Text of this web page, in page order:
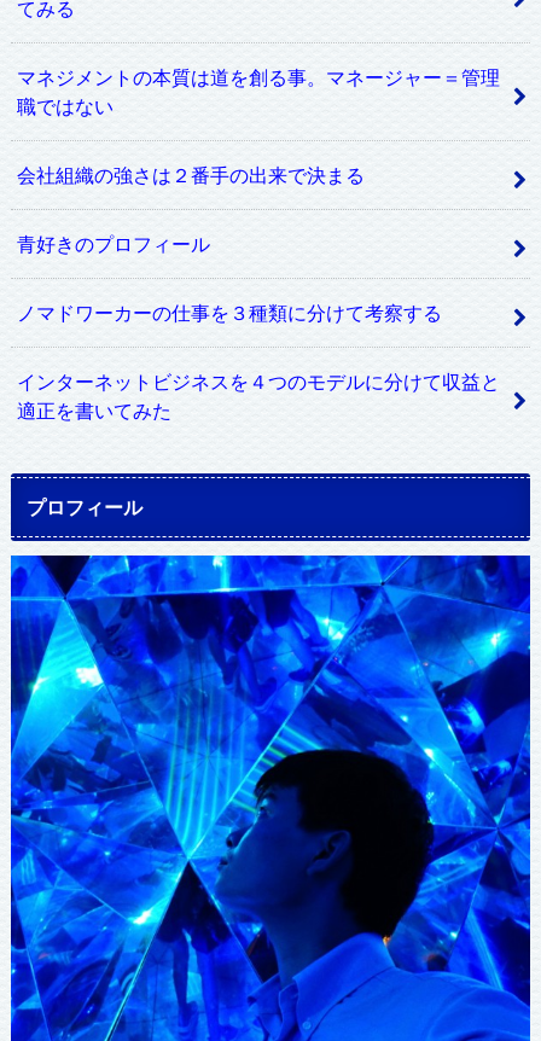
てみる
マネジメントの本質は道を創る事。マネージャー＝管理
職ではない
会社組織の強さは２番手の出来で決まる
青好きのプロフィール
ノマドワーカーの仕事を３種類に分けて考察する
インターネットビジネスを４つのモデルに分けて収益と
適正を書いてみた
プロフィール